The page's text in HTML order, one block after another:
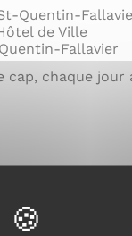
Quentin-
de Ville
Fallavier
cap, chaque jour